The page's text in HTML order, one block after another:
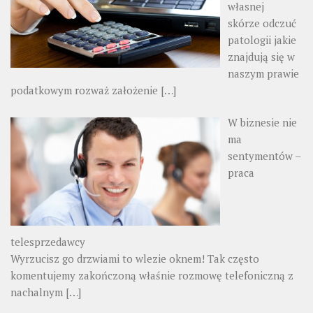
własnej
skórze odczuć
patologii jakie
znajdują się w
naszym prawie
podatkowym rozważ założenie […]
W biznesie nie
ma
sentymentów –
praca
telesprzedawcy
Wyrzucisz go drzwiami to wlezie oknem! Tak często
komentujemy zakończoną właśnie rozmowę telefoniczną z
nachalnym […]